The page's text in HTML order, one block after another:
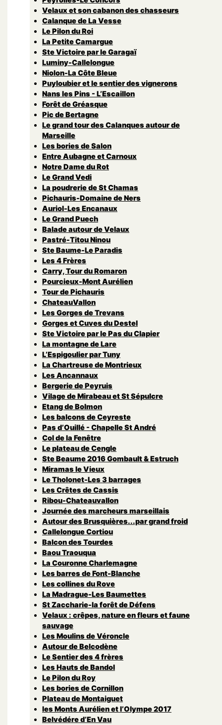
Velaux et son cabanon des chasseurs
Calanque de La Vesse
Le Pilon du Roi
La Petite Camargue
Ste Victoire par le Garagaï
Luminy-Callelongue
Niolon-La Côte Bleue
Puyloubier et le sentier des vignerons
Nans les Pins - L’Escaillon
Forêt de Gréasque
Pic de Bertagne
Le grand tour des Calanques autour de
Marseille
Les bories de Salon
Entre Aubagne et Carnoux
Notre Dame du Rot
Le Grand Vedi
La poudrerie de St Chamas
Pichauris-Domaine de Ners
Auriol-Les Encanaux
Le Grand Puech
Balade autour de Velaux
Pastré-Titou Ninou
Ste Baume-Le Paradis
Les 4 Frères
Carry, Tour du Romaron
Pourcieux-Mont Aurélien
Tour de Pichauris
ChateauVallon
Les Gorges de Trevans
Gorges et Cuves du Destel
Ste Victoire par le Pas du Clapier
La montagne de Lare
L’Espigoulier par Tuny
La Chartreuse de Montrieux
Les Ancannaux
Bergerie de Peyruis
Vilage de Mirabeau et St Sépulcre
Etang de Bolmon
Les balcons de Ceyreste
Pas d’Ouillé - Chapelle St André
Col de la Fenêtre
Le plateau de Cengle
Ste Beaume 2016 Gombault & Estruch
Miramas le Vieux
Le Tholonet-Les 3 barrages
Les Crêtes de Cassis
Ribou-Chateauvallon
Journée des marcheurs marseillais
Autour des Brusquières...par grand froid
Callelongue Cortiou
Balcon des Tourdes
Baou Traouqua
La Couronne Charlemagne
Les barres de Font-Blanche
Les collines du Rove
La Madrague-Les Baumettes
St Zaccharie-la forêt de Défens
Velaux : crêpes, nature en fleurs et faune
sauvage
Les Moulins de Véroncle
Autour de Belcodène
Le Sentier des 4 frères
Les Hauts de Bandol
Le Pilon du Roy
Les bories de Cornillon
Plateau de Montaiguet
les Monts Aurélien et l’Olympe 2017
Belvédére d’En Vau